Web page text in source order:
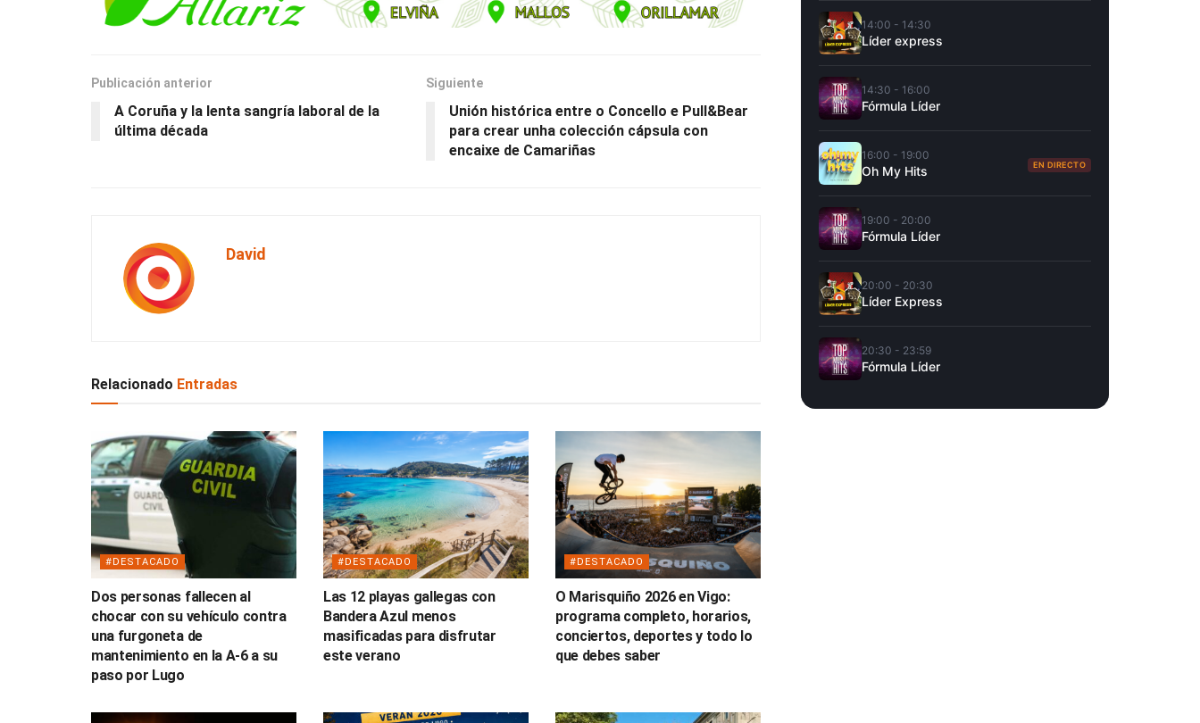
Publicación anterior
A Coruña y la lenta sangría laboral de la
última década
Siguiente
Unión histórica entre o Concello e Pull&Bear
para crear unha colección cápsula con
encaixe de Camariñas
David
Relacionado Entradas
#DESTACADO
Dos personas fallecen al
chocar con su vehículo contra
una furgoneta de
mantenimiento en la A-6 a su
paso por Lugo
#DESTACADO
Las 12 playas gallegas con
Bandera Azul menos
masificadas para disfrutar
este verano
#DESTACADO
O Marisquiño 2026 en Vigo:
programa completo, horarios,
conciertos, deportes y todo lo
que debes saber
14:00 - 14:30
Líder express
14:30 - 16:00
Fórmula Líder
16:00 - 19:00
Oh My Hits EN DIRECTO
19:00 - 20:00
Fórmula Líder
20:00 - 20:30
Líder Express
20:30 - 23:59
Fórmula Líder